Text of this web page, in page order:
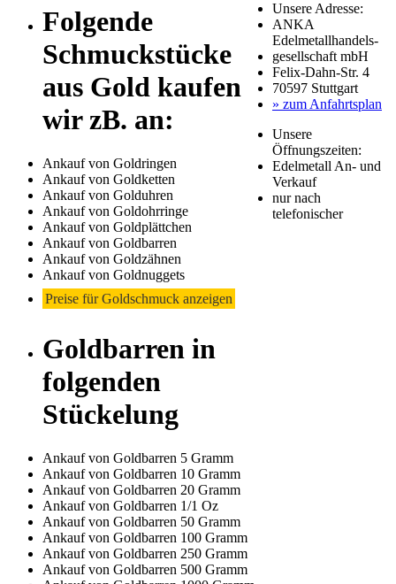
Folgende
Schmuckstücke
aus Gold kaufen
wir zB. an:
Ankauf von Goldringen
Ankauf von Goldketten
Ankauf von Golduhren
Ankauf von Goldohrringe
Ankauf von Goldplättchen
Ankauf von Goldbarren
Ankauf von Goldzähnen
Ankauf von Goldnuggets
Preise für Goldschmuck anzeigen
Goldbarren in
folgenden
Stückelung
Ankauf von Goldbarren 5 Gramm
Ankauf von Goldbarren 10 Gramm
Ankauf von Goldbarren 20 Gramm
Ankauf von Goldbarren 1/1 Oz
Ankauf von Goldbarren 50 Gramm
Ankauf von Goldbarren 100 Gramm
Ankauf von Goldbarren 250 Gramm
Ankauf von Goldbarren 500 Gramm
Unsere Adresse:
ANKA
Edelmetallhandels-
gesellschaft mbH
Felix-Dahn-Str. 4
70597 Stuttgart
» zum Anfahrtsplan
Unsere
Öffnungszeiten:
Edelmetall An- und
Verkauf
nur nach
telefonischer